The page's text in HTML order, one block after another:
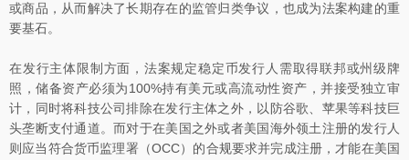
或商品，从而解决了长期存在的监管归类争议，也成为法案构建的重
要基石。
在发行主体限制方面，法案规定稳定币发行人需取得联邦或州级牌
照，储备资产必须为100%持有美元或高流动性资产，并接受独立审
计，同时将科技公司排除在发行主体之外，以防谷歌、苹果等科技巨
头垄断支付通道。而对于在美国之外或者美国海外领土注册的发行人
则应当符合货币监理署（OCC）的合规要求并完成注册，才能在美国